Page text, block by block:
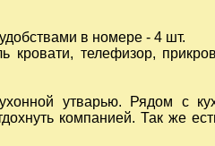
в номере - 4 шт.
телефизор,
утварью. Рядом с
компанией. Так же